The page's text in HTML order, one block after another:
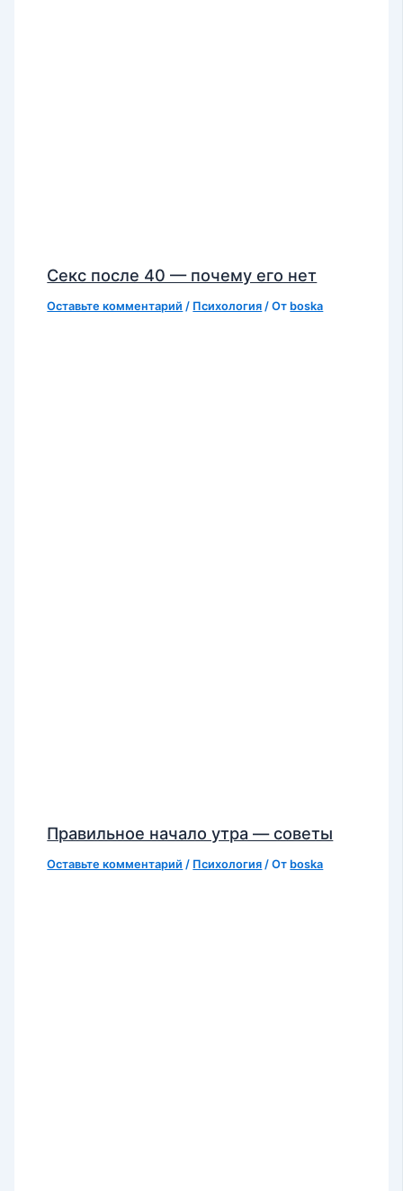
Секс после 40 — почему его нет
Оставьте комментарий / Психология / От boska
Правильное начало утра — советы
Оставьте комментарий / Психология / От boska